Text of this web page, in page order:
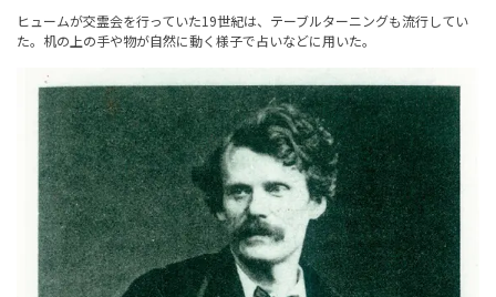
ヒュームが交霊会を行っていた19世紀は、テーブルターニングも流行してい
た。机の上の手や物が自然に動く様子で占いなどに用いた。